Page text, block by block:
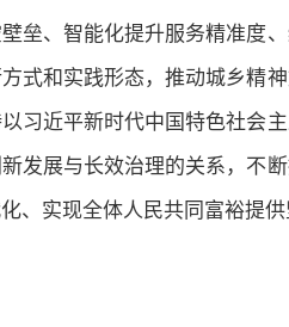
垒、智能化提升服务精准度、
式和实践形态，推动城乡精神
习近平新时代中国特色社会
发展与长效治理的关系，不
、实现全体人民共同富裕提供